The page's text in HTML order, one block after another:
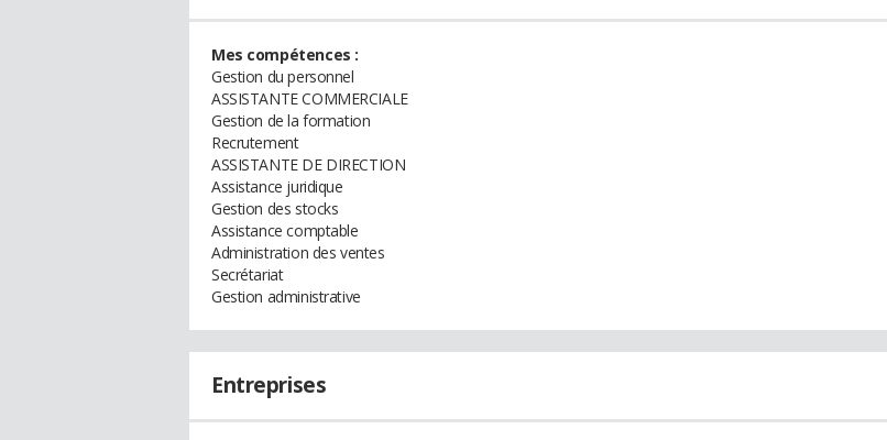
Mes compétences :
Gestion du personnel
ASSISTANTE COMMERCIALE
Gestion de la formation
Recrutement
ASSISTANTE DE DIRECTION
Assistance juridique
Gestion des stocks
Assistance comptable
Administration des ventes
Secrétariat
Gestion administrative
Entreprises